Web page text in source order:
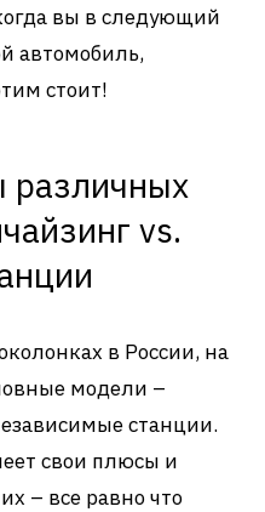
вы в следующий
автомобиль,
стоит!
vs.
в России, на
модели –
станции.
свои плюсы и
– все равно что